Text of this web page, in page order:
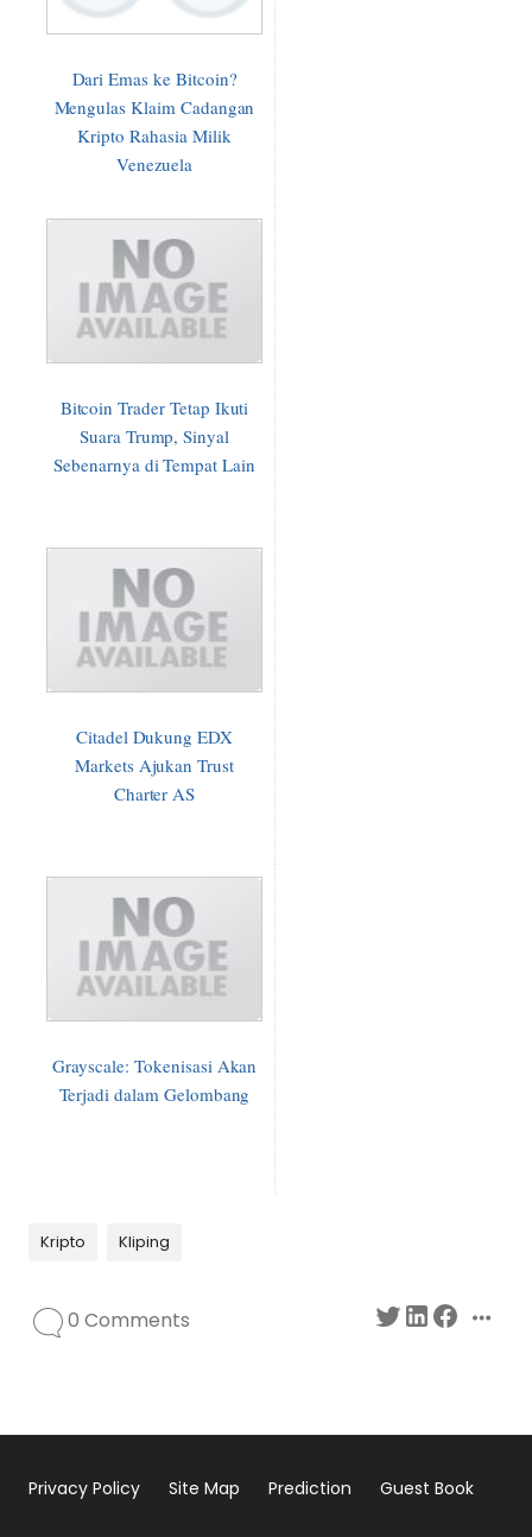
Dari Emas ke Bitcoin?
Mengulas Klaim Cadangan
Kripto Rahasia Milik
Venezuela
Bitcoin Trader Tetap Ikuti
Suara Trump, Sinyal
Sebenarnya di Tempat Lain
Citadel Dukung EDX
Markets Ajukan Trust
Charter AS
Grayscale: Tokenisasi Akan
Terjadi dalam Gelombang
Kripto Kliping
0 Comments
Privacy Policy Site Map Prediction Guest Book